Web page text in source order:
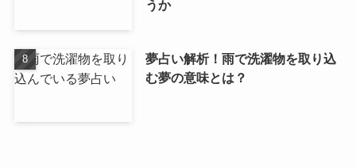
うか
夢占い解析！雨で洗濯物を取り込
む夢の意味とは？